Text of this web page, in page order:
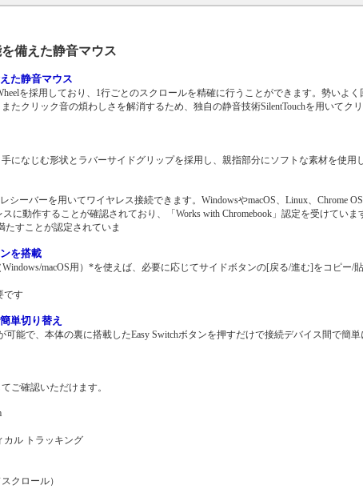
備えた静音マウス
た静音マウス
を採用しており、1行ごとのスクロールを精確に行うことができます。勢いよ
たクリック音の煩わしさを解消するため、独自の静音技術SilentTouchを用いて
になじむ形状とラバーサイドグリップを採用し、親指部分にソフトな素材を使用
シーバーを用いてワイヤレス接続できます。WindowsやmacOS、Linux、Chrome
に動作することが確認されており、「Works with Chromebook」認定を受けていま
たすことが認定されていま
を搭載
macOS用）*を使えば、必要に応じてサイドボタンの[戻る/進む]をコピー
です
単切り替え
可能で、本体の裏に搭載したEasy Switchボタンを押すだけで接続デバイス間で簡
ご確認いただけます。
カル トラッキング
クロール）